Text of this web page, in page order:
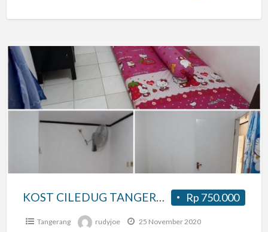
KOST
CILEDUG
TANGERANG
Rp 750.000
KOST CILEDUG TANGERANG
Tangerang rudyjoe 25 November 2020